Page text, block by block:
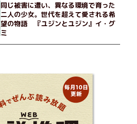
同じ被害に遭い、異なる環境で育った
二人の少女。世代を超えて愛される希
望の物語 『ユジンとユジン』イ・グ
ミ